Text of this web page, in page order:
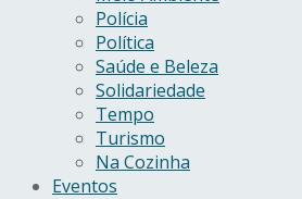
Polícia
Política
Saúde e Beleza
Solidariedade
Tempo
Turismo
Na Cozinha
Eventos